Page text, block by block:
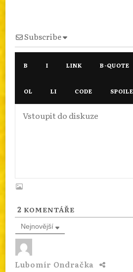
Subscribe
2 KOMENTÁŘE
Nejnovější
Lubomír Ondračka